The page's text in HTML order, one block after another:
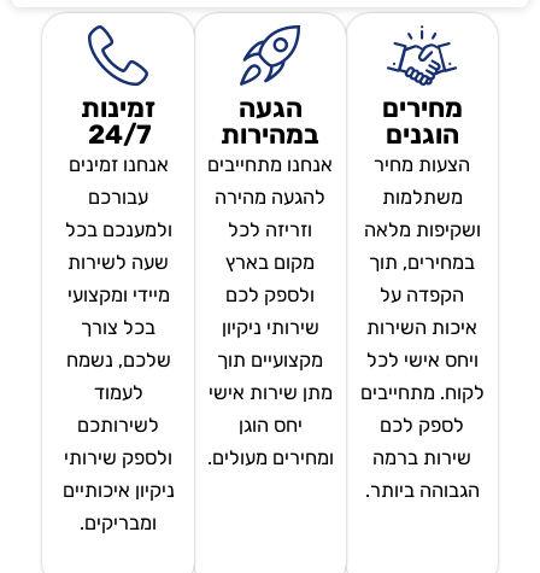
מחירים
הוגנים
הצעות מחיר
משתלמות
ושקיפות מלאה
במחירים, תוך
הקפדה על
איכות השירות
ויחס אישי לכל
לקוח. מתחייבים
לספק לכם
שירות ברמה
הגבוהה ביותר.
הגעה
במהירות
אנחנו מתחייבים
להגעה מהירה
וזריזה לכל
מקום בארץ
ולספק לכם
שירותי ניקיון
מקצועיים תוך
מתן שירות אישי
יחס הוגן
ומחירים מעולים.
זמינות
24/7
אנחנו זמינים
עבורכם
ולמענכם בכל
שעה לשירות
מיידי ומקצועי
בכל צורך
שלכם, נשמח
לעמוד
לשירותכם
ולספק שירותי
ניקיון איכותיים
ומבריקים.